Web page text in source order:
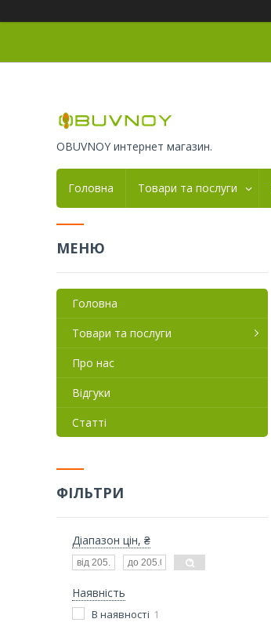
OBUVNOY интернет магазин.
Головна Товари та послуги
Головна
Товари та послуги
Про нас
Відгуки
Статті
ФІЛЬТРИ
Діапазон цін, ₴
Наявність
В наявності 1